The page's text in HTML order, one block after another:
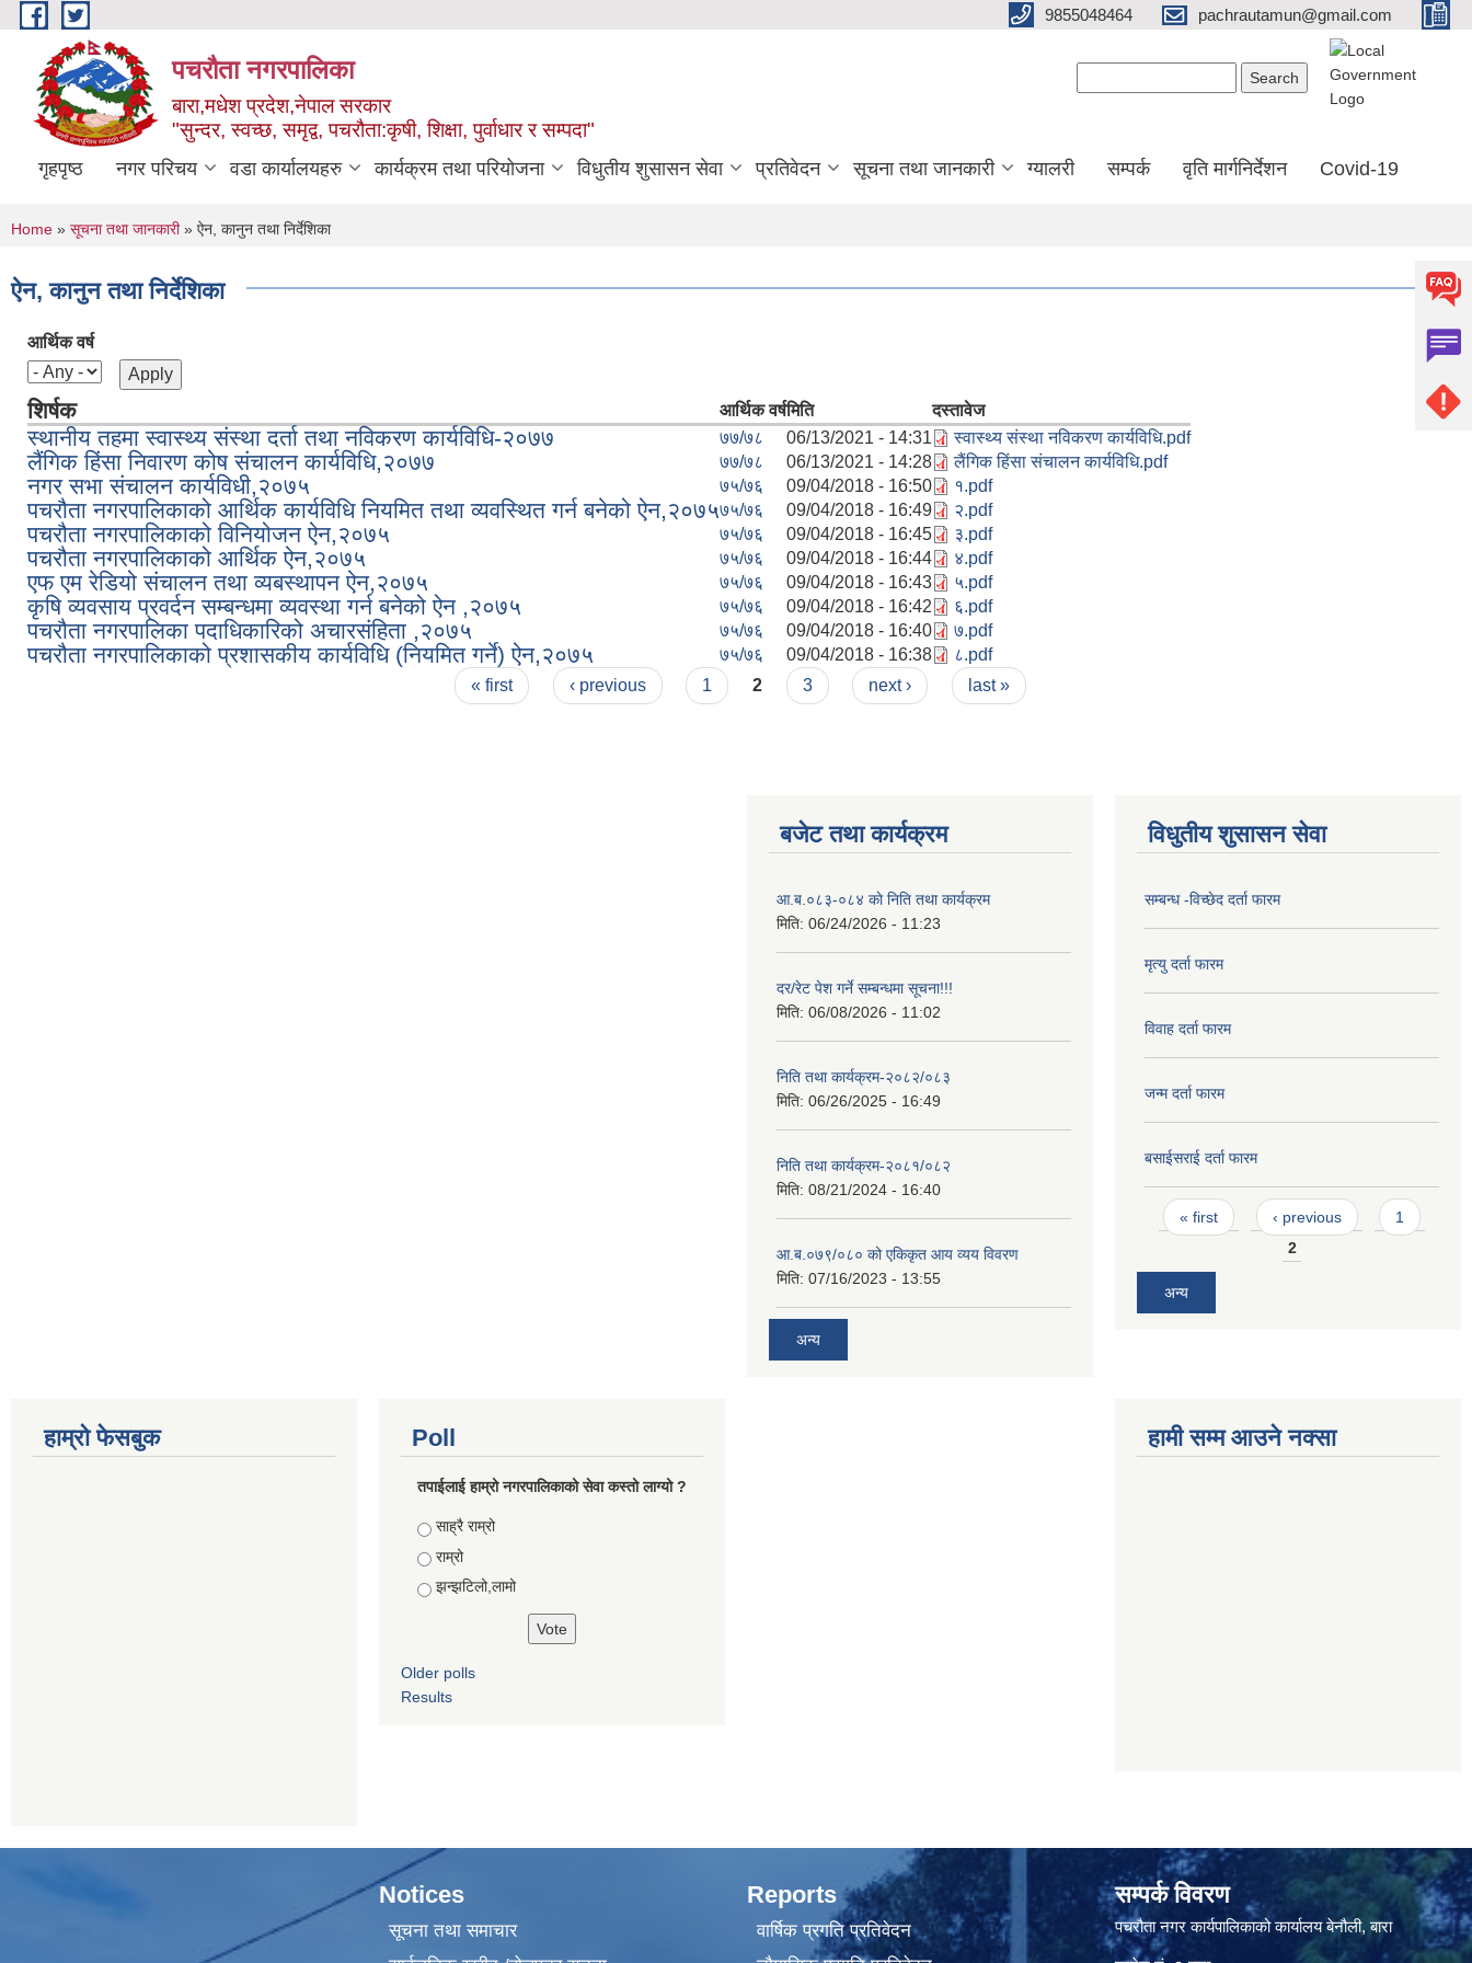
Skip to main content 9855048464 pachrautamun@gmail.com
पचरौता नगरपालिका
बारा,मधेश प्रदेश,नेपाल सरकार
"सुन्दर, स्वच्छ, समृद्व, पचरौता:कृषी, शिक्षा, पुर्वाधार र सम्पदा"
गृहपृष्ठ नगर परिचय वडा कार्यालयहरु कार्यक्रम तथा परियोजना विधुतीय शुसासन सेवा प्रतिवेदन सूचना तथा जानकारी ग्यालरी सम्पर्क वृति मार्गनिर्देशन Covid-19
You are here
Home » सूचना तथा जानकारी» ऐन, कानुन तथा निर्देशिका
ऐन, कानुन तथा निर्देशिका
आर्थिक वर्ष
शिर्षक आर्थिक वर्षमिति दस्तावेज
स्थानीय तहमा स्वास्थ्य संस्था दर्ता तथा नविकरण कार्यविधि-२०७७ ७७/७८ 06/13/2021 - 14:31 स्वास्थ्य संस्था नविकरण कार्यविधि.pdf
लैंगिक हिंसा निवारण कोष संचालन कार्यविधि,२०७७ ७७/७८ 06/13/2021 - 14:28 लैंगिक हिंसा संचालन कार्यविधि.pdf
नगर सभा संचालन कार्यविधी,२०७५ ७५/७६ 09/04/2018 - 16:50 १.pdf
पचरौता नगरपालिकाको आर्थिक कार्यविधि नियमित तथा व्यवस्थित गर्न बनेको ऐन,२०७५७५/७६ 09/04/2018 - 16:49 २.pdf
पचरौता नगरपालिकाको विनियोजन ऐन,२०७५ ७५/७६ 09/04/2018 - 16:45 ३.pdf
पचरौता नगरपालिकाको आर्थिक ऐन,२०७५ ७५/७६ 09/04/2018 - 16:44 ४.pdf
एफ एम रेडियो संचालन तथा व्यबस्थापन ऐन,२०७५ ७५/७६ 09/04/2018 - 16:43 ५.pdf
कृषि व्यवसाय प्रवर्दन सम्बन्धमा व्यवस्था गर्न बनेको ऐन ,२०७५ ७५/७६ 09/04/2018 - 16:42 ६.pdf
पचरौता नगरपालिका पदाधिकारिको अचारसंहिता ,२०७५ ७५/७६ 09/04/2018 - 16:40 ७.pdf
पचरौता नगरपालिकाको प्रशासकीय कार्यविधि (नियमित गर्ने) ऐन,२०७५ ७५/७६ 09/04/2018 - 16:38 ८.pdf
« first ‹ previous 1 2 3 next › last »
बजेट तथा कार्यक्रम
आ.ब.०८३-०८४ काे निति तथा कार्यक्रम
मिति: 06/24/2026 - 11:23
दर/रेट पेश गर्ने सम्बन्धमा सूचना!!!
मिति: 06/08/2026 - 11:02
निति तथा कार्यक्रम-२०८२/०८३
मिति: 06/26/2025 - 16:49
निति तथा कार्यक्रम-२०८१/०८२
मिति: 08/21/2024 - 16:40
आ.ब.०७९/०८० को एकिकृत आय व्यय विवरण
मिति: 07/16/2023 - 13:55
अन्य
विधुतीय शुसासन सेवा
सम्बन्ध -विच्छेद दर्ता फारम
मृत्यु दर्ता फारम
विवाह दर्ता फारम
जन्म दर्ता फारम
बसाईसराई दर्ता फारम
Pages
« first ‹ previous
1
2
अन्य
हाम्रो फेसबुक Poll
तपाईलाई हाम्रो नगरपालिकाको सेवा कस्तो लाग्यो ?
Choices
साह्रै राम्रो
राम्रो
झन्झटिलो,लामो
Older polls
Results
हामी सम्म आउने नक्सा
Notices
सूचना तथा समाचार
Reports
वार्षिक प्रगति प्रतिवेदन
सम्पर्क विवरण
पचरौता नगर कार्यपालिकाको कार्यालय बेनौली, बारा